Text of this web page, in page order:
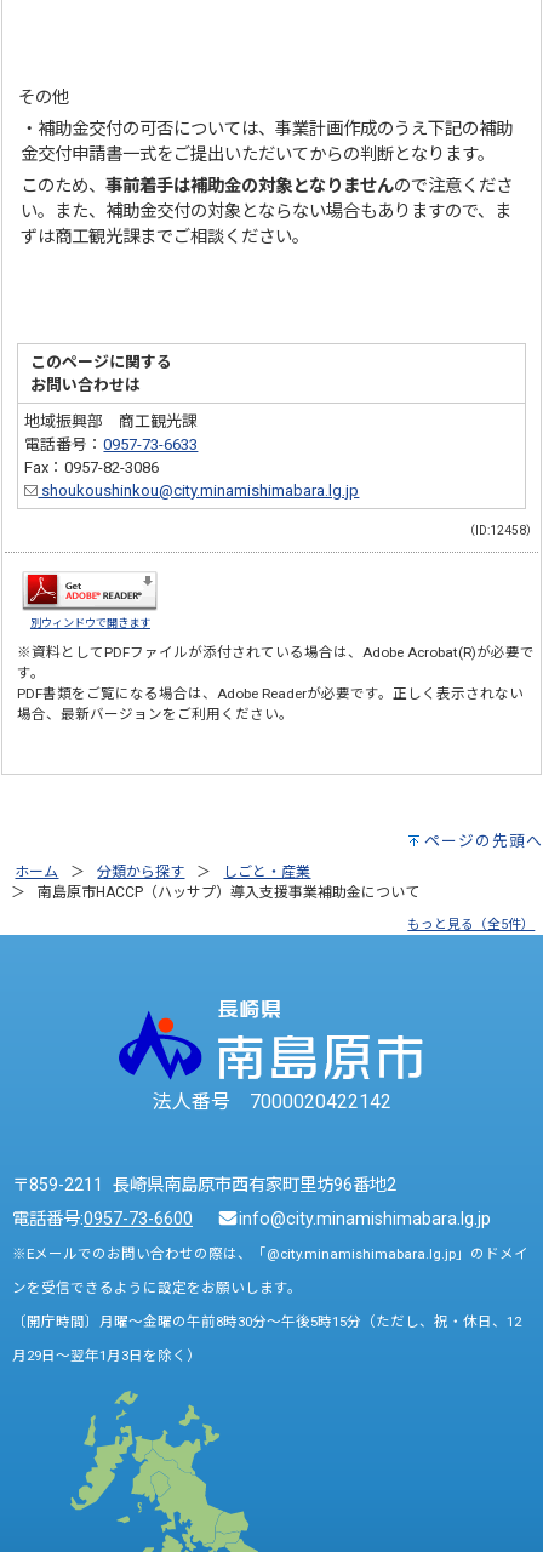
その他
・補助金交付の可否については、事業計画作成のうえ下記の補助
金交付申請書一式をご提出いただいてからの判断となります。
このため、事前着手は補助金の対象となりませんので注意くださ
い。また、補助金交付の対象とならない場合もありますので、ま
ずは商工観光課までご相談ください。
このページに関する
お問い合わせは
地域振興部 商工観光課
電話番号：0957-73-6633
Fax：0957-82-3086
shoukoushinkou@city.minamishimabara.lg.jp
（ID:12458）
別ウィンドウで開きます
※資料としてPDFファイルが添付されている場合は、Adobe Acrobat(R)が必要で
す。
PDF書類をご覧になる場合は、Adobe Readerが必要です。正しく表示されない
場合、最新バージョンをご利用ください。
ページの先頭へ
ホーム 分類から探す
しごと・産業
南島原市HACCP（ハッサプ）導入支援事業補助金について
もっと見る（全5件）
法人番号 7000020422142
〒859-2211 長崎県南島原市西有家町里坊96番地2
電話番号:0957-73-6600 info@city.minamishimabara.lg.jp
※Eメールでのお問い合わせの際は、「@city.minamishimabara.lg.jp」のドメイ
ンを受信できるように設定をお願いします。
〔開庁時間〕月曜～金曜の午前8時30分～午後5時15分（ただし、祝・休日、12
月29日～翌年1月3日を除く）